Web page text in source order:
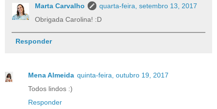
Marta Carvalho
quarta-feira, setembro 13, 2017
Obrigada Carolina! :D
Responder
Mena Almeida quinta-feira, outubro 19, 2017
Todos lindos :)
Responder